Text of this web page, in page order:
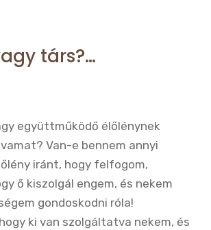
társ?…
együttműködő élőlénynek
Van-e bennem annyi
iránt, hogy felfogom,
ő kiszolgál engem, és nekem
gondoskodni róla!
ki van szolgáltatva nekem, és